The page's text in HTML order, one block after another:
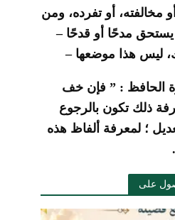
مخالفته، أو تفرده، ومن
مدحًا أو قدحًا –
ليس هذا موضعها –
الحافظ : ” فإن خف
ذلك تكون بالرجوع
؛ لمعرفة ألفاظ هذه
على